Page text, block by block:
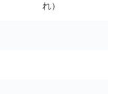
れ）